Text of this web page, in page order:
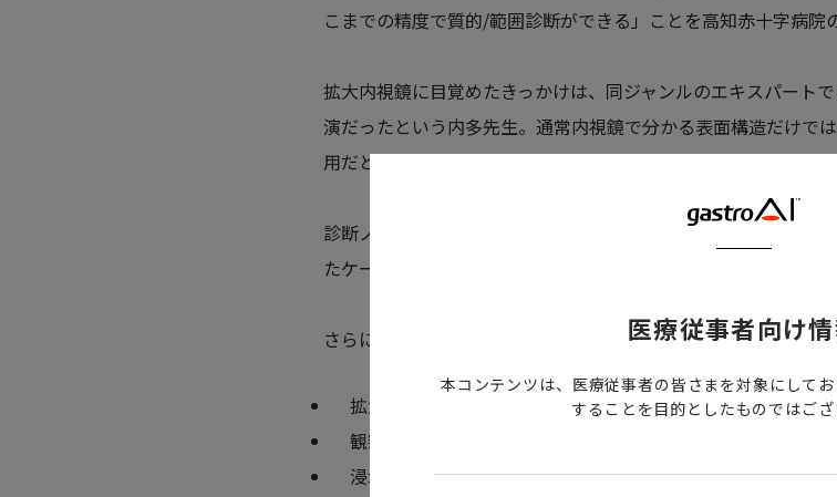
こまでの精度で質的/範囲診断ができる」ことを高知赤十字病院
拡大内視鏡に目覚めたきっかけは、同ジャンルのエキスパート
演だったという内多先生。通常内視鏡で分かる表面構造だけで
用だと話します。
診断ノウハウの解説のほか、症例提示パートでは、表面構造だ
たケースなど、複数の事例を紹介されました。
さらに最後のQ&Aパートでは、拡大内視鏡について以下のよう
拡大観察を実施する際、蠕動抑制剤や鎮静剤は日常的に使用
観察は浸水法が良い？先端キャップは必要？
浸水フルズームはどうしたらできる？
医療従事者向け
本コンテンツは、医療従事者の皆さまを対象にして
することを目的としたものではござ